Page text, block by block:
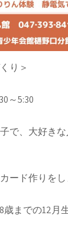
り＞
～5:30
で、大好き
ード作りをし
歳までの12月